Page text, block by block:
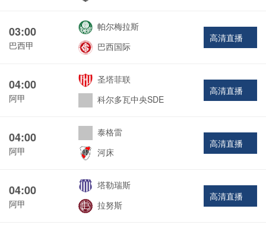
03:00
巴西甲
帕尔梅拉斯
巴西国际
高清直播
04:00
阿甲
圣塔菲联
科尔多瓦中央SDE
高清直播
04:00
阿甲
泰格雷
河床
高清直播
04:00
阿甲
塔勒瑞斯
拉努斯
高清直播